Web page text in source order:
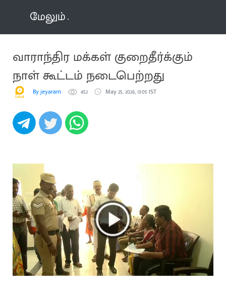
மேலும்
வாராந்திர மக்கள் குறைதீர்க்கும்
நாள் கூட்டம் நடைபெற்றது
By jeyaram 452 May 25, 2026, 13:05 IST